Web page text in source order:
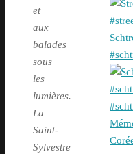
et
aux
balades
sous
les
lumières.
La
Saint-
Sylvestre